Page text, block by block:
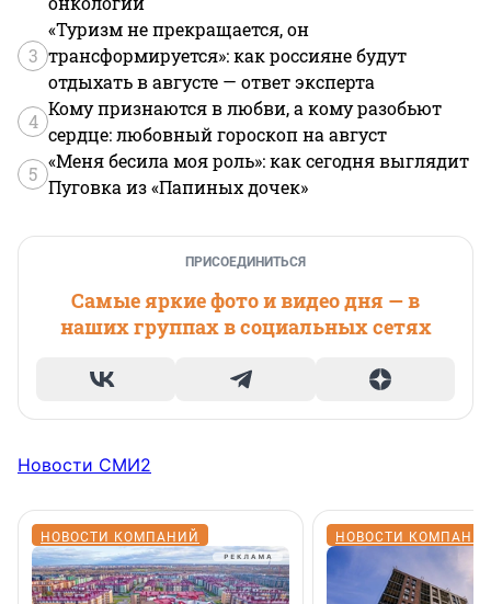
3
«Туризм не прекращается, он
трансформируется»: как россияне будут
отдыхать в августе — ответ эксперта
4
Кому признаются в любви, а кому разобьют
сердце: любовный гороскоп на август
5
«Меня бесила моя роль»: как сегодня выглядит
Пуговка из «Папиных дочек»
ПРИСОЕДИНИТЬСЯ
Самые яркие фото и видео дня — в
наших группах в социальных сетях
Новости СМИ2
НОВОСТИ КОМПАНИЙ НОВОСТИ